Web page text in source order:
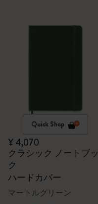
Quick Shop
¥ 4,070
クラシック ノートブッ
ク
ハードカバー
マートルグリーン